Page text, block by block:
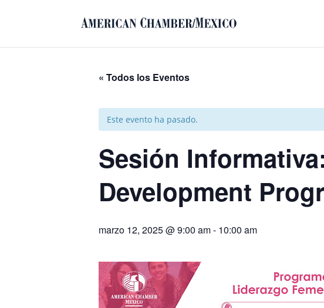
« Todos los Eventos
Este evento ha pasado.
Sesión
Development
marzo 12, 2025 @ 9:00 am- 10:00 am